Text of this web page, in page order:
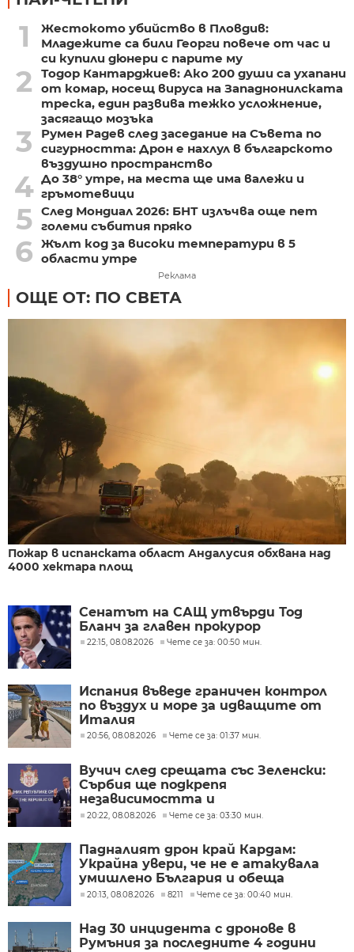
1
Жестокото убийство в Пловдив:
Младежите са били Георги повече от час и
си купили дюнери с парите му
2
Тодор Кантарджиев: Ако 200 души са ухапани
от комар, носещ вируса на Западнонилската
треска, един развива тежко усложнение,
засягащо мозъка
3
Румен Радев след заседание на Съвета по
сигурността: Дрон е нахлул в българското
въздушно пространство
4 До 38° утре, на места ще има валежи и
гръмотевици
5 След Мондиал 2026: БНТ излъчва още пет
големи събития пряко
6 Жълт код за високи температури в 5
области утре
Реклама
ОЩЕ ОТ: ПО СВЕТА
Пожар в испанската област Андалусия обхвана над
4000 хектара площ
Сенатът на САЩ утвърди Тод
Бланч за главен прокурор
22:15, 08.08.2026 Чете се за: 00:50 мин.
Испания въведе граничен контрол
по въздух и море за идващите от
Италия
20:56, 08.08.2026 Чете се за: 01:37 мин.
Вучич след срещата със Зеленски:
Сърбия ще подкрепя
независимостта и
териториалната цялост на
20:22, 08.08.2026 Чете се за: 03:30 мин.
Падналият дрон край Кардам:
Украйна увери, че не е атакувала
умишлено България и обеща
разследване
20:13, 08.08.2026 8211 Чете се за: 00:40 мин.
Над 30 инцидента с дронове в
Румъния за последните 4 години